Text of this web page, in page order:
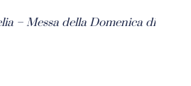
– Messa della Domenica di